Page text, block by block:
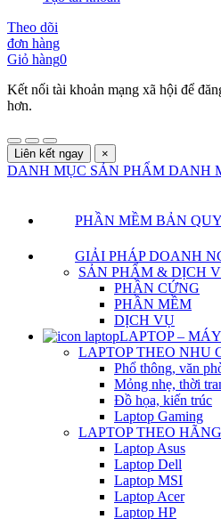
Theo dõi
đơn hàng
Giỏ hàng0
Kết nối tài khoản mạng xã hội để
hơn.
Liên kết ngay ×
DANH MỤC SẢN PHẨM DANH
PHẦN MỀM BẢN
GIẢI PHÁP DOANH
SẢN PHẨM & DỊCH
PHẦN CỨNG
PHẦN MỀM
DỊCH VỤ
LAPTOP –
LAPTOP THEO NHU
Phổ thông, văn
Mỏng nhẹ, thời
Đồ họa, kiến trúc
Laptop Gaming
LAPTOP THEO HÃNG
Laptop Asus
Laptop Dell
Laptop MSI
Laptop Acer
Laptop HP